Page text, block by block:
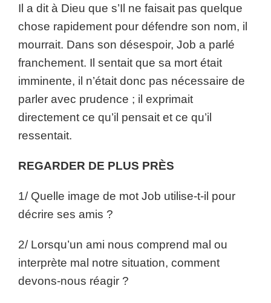
Il a dit à Dieu que s’Il ne faisait pas quelque
chose rapidement pour défendre son nom, il
mourrait. Dans son désespoir, Job a parlé
franchement. Il sentait que sa mort était
imminente, il n’était donc pas nécessaire de
parler avec prudence ; il exprimait
directement ce qu’il pensait et ce qu’il
ressentait.
REGARDER DE PLUS PRÈS
1/ Quelle image de mot Job utilise-t-il pour
décrire ses amis ?
2/ Lorsqu’un ami nous comprend mal ou
interprète mal notre situation, comment
devons-nous réagir ?